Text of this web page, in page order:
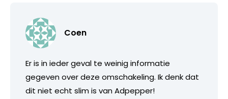
Coen
Er is in ieder geval te weinig informatie
gegeven over deze omschakeling. Ik denk dat
dit niet echt slim is van Adpepper!